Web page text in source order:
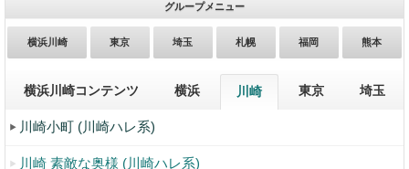
グループメニュー
横浜川崎 東京 埼玉 札幌 福岡 熊本
横浜川崎コンテンツ 横浜 川崎 東京 埼玉
川崎小町 (川崎ハレ系)
川崎 素敵な奥様 (川崎ハレ系)